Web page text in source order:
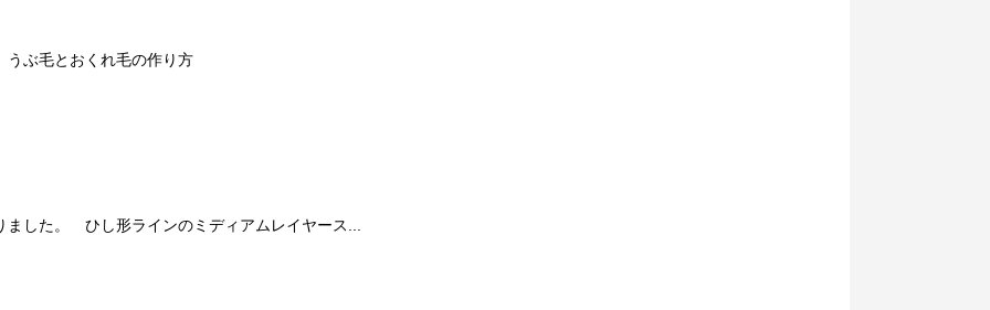
ぶ毛とおくれ毛の作り方
ました。 ひし形ラインのミディアムレイヤース...